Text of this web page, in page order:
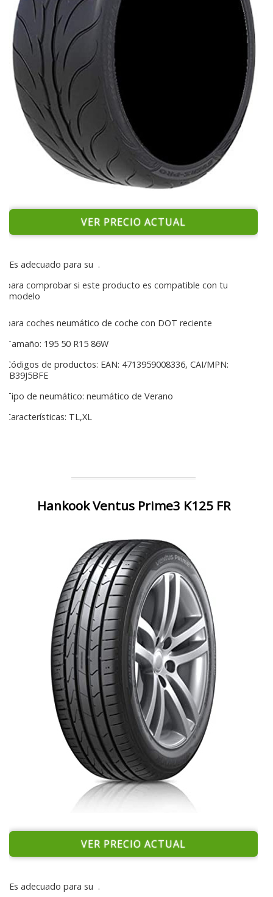
VER PRECIO ACTUAL
Es adecuado para su .
para comprobar si este producto es compatible con tu
modelo
para coches neumático de coche con DOT reciente
Tamaño: 195 50 R15 86W
Códigos de productos: EAN: 4713959008336, CAI/MPN:
B39J5BFE
Tipo de neumático: neumático de Verano
Características: TL,XL
Hankook Ventus Prime3 K125 FR
VER PRECIO ACTUAL
Es adecuado para su .